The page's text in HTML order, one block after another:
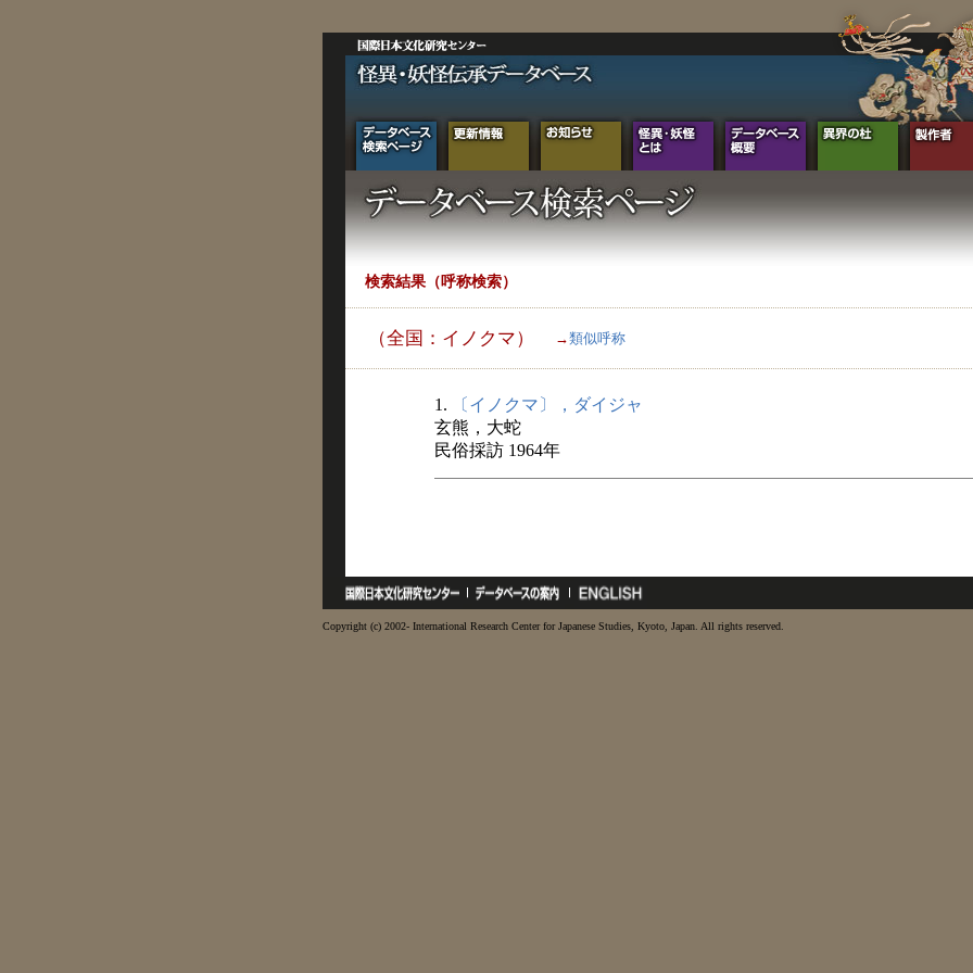
検索結果（呼称検索）
（全国：イノクマ） →類似呼称
1.
〔イノクマ〕，ダイジャ
玄熊，大蛇
民俗採訪 1964年
Copyright (c) 2002- International Research Center for Japanese Studies, Kyoto, Japan. All rights reserved.